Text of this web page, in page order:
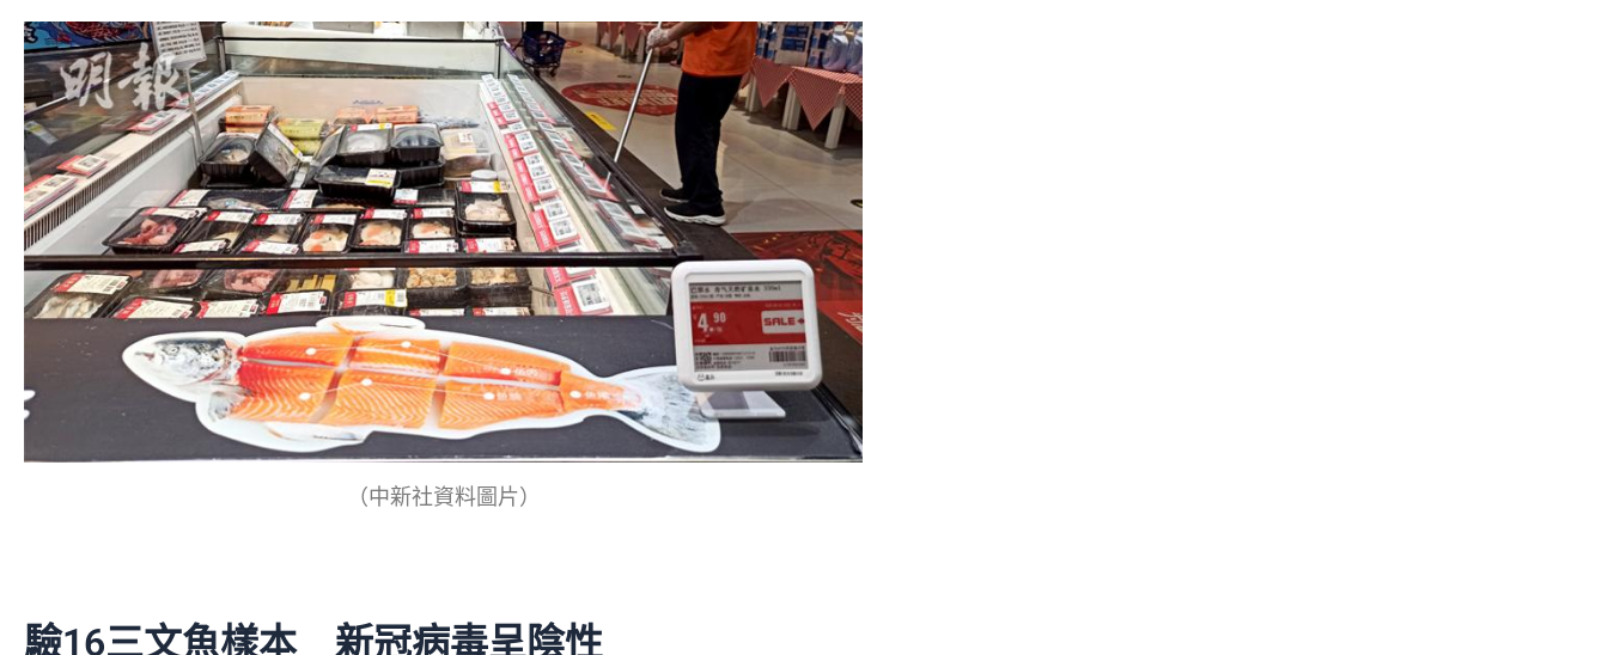
（中新社資料圖片）
驗16三文魚樣本 新冠病毒呈陰性